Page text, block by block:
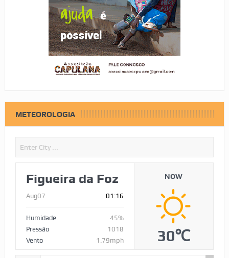
METEOROLOGIA
Figueira da Foz
Aug07 01:16
Humidade
45%
Pressão
1018
Vento
1.79mph
NOW
30℃